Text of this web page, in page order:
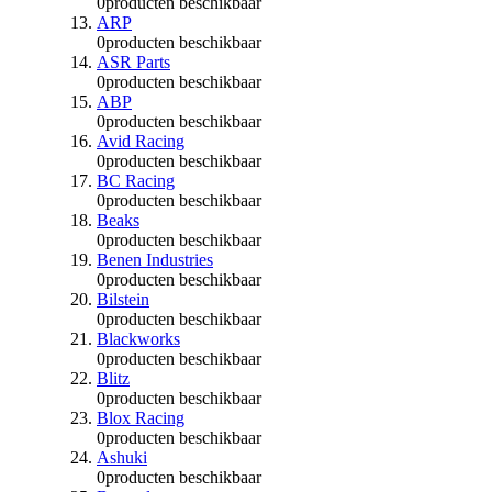
ARP
0producten beschikbaar
ASR Parts
0producten beschikbaar
ABP
0producten beschikbaar
Avid Racing
0producten beschikbaar
BC Racing
0producten beschikbaar
Beaks
0producten beschikbaar
Benen Industries
0producten beschikbaar
Bilstein
0producten beschikbaar
Blackworks
0producten beschikbaar
Blitz
0producten beschikbaar
Blox Racing
0producten beschikbaar
Ashuki
0producten beschikbaar